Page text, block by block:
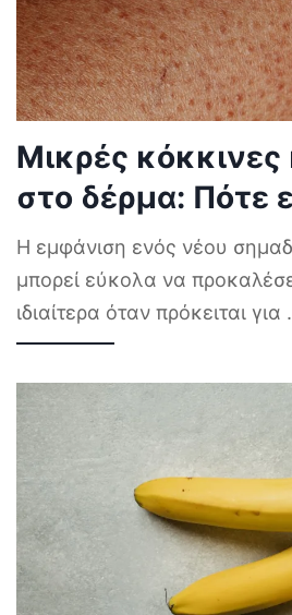
Μικρές κόκκινες
στο δέρμα: Πότε
Η εμφάνιση ενός νέου
μπορεί εύκολα να
ιδιαίτερα όταν πρόκειται για